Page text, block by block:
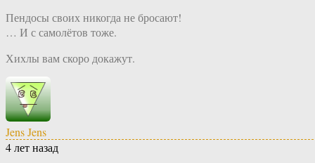
Пендосы своих никогда не бросают!
… И с самолётов тоже.
Хихлы вам скоро докажут.
Jens Jens
4 лет назад